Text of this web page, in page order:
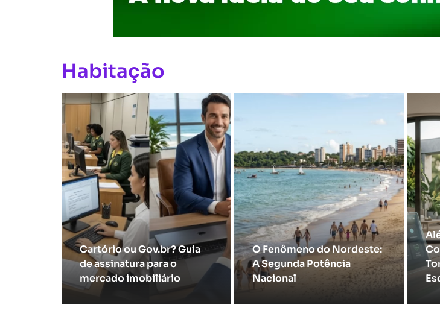
Habitação
Cartório ou Gov.br? Guia
de assinatura para o
mercado imobiliário
O Fenômeno do Nordeste:
A Segunda Potência
Nacional